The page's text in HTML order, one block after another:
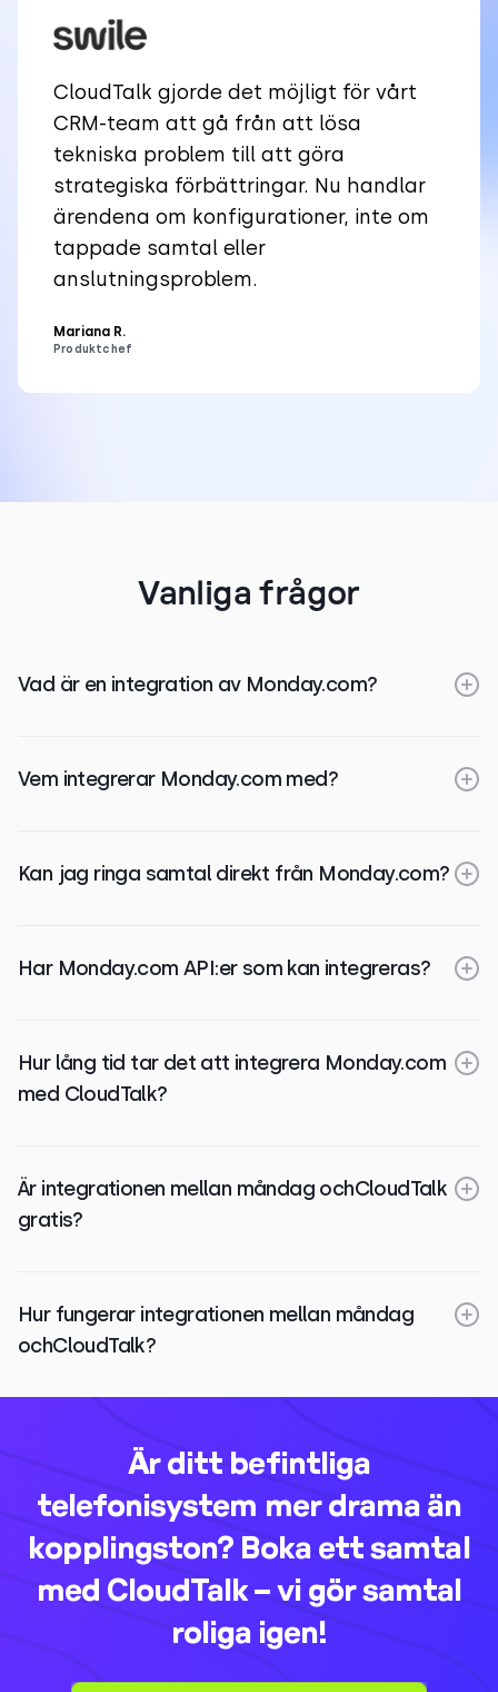
CloudTalk gjorde det möjligt för vårt
CRM-team att gå från att lösa
tekniska problem till att göra
strategiska förbättringar. Nu handlar
ärendena om konfigurationer, inte om
tappade samtal eller
anslutningsproblem.
Mariana R.
Produktchef
Vanliga frågor
Vad är en integration av Monday.com?
Vem integrerar Monday.com med?
Kan jag ringa samtal direkt från Monday.com?
Har Monday.com API:er som kan integreras?
Hur lång tid tar det att integrera Monday.com
med CloudTalk?
Är integrationen mellan måndag ochCloudTalk
gratis?
Hur fungerar integrationen mellan måndag
ochCloudTalk?
Är ditt befintliga
telefonisystem mer drama än
kopplingston? Boka ett samtal
med CloudTalk – vi gör samtal
roliga igen!